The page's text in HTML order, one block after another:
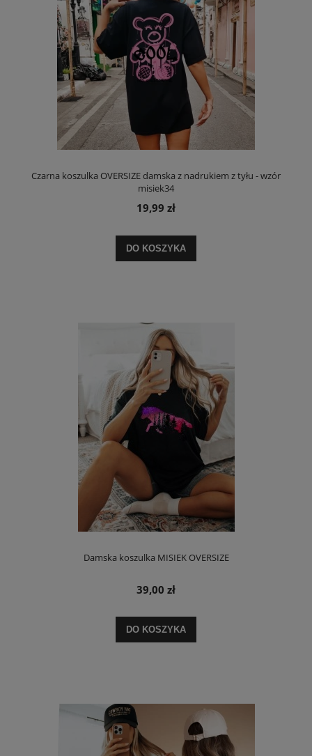
Czarna koszulka OVERSIZE damska z nadrukiem z tyłu - wzór
misiek34
19,99 zł
DO KOSZYKA
Damska koszulka MISIEK OVERSIZE
39,00 zł
DO KOSZYKA